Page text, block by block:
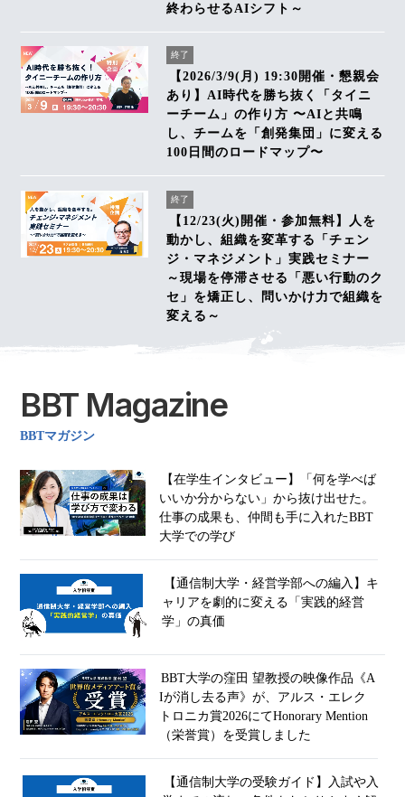
終わらせるAIシフト～
終了
【2026/3/9(月) 19:30開催・懇親会
あり】AI時代を勝ち抜く「タイニ
ーチーム」の作り方 〜AIと共鳴
し、チームを「創発集団」に変える
100日間のロードマップ〜
終了
【12/23(火)開催・参加無料】人を
動かし、組織を変革する「チェン
ジ・マネジメント」実践セミナー
～現場を停滞させる「悪い行動のク
セ」を矯正し、問いかけ力で組織を
変える～
BBT Magazine
BBTマガジン
【在学生インタビュー】「何を学べば
いいか分からない」から抜け出せた。
仕事の成果も、仲間も手に入れたBBT
大学での学び
【通信制大学・経営学部への編入】キ
ャリアを劇的に変える「実践的経営
学」の真価
BBT大学の窪田 望教授の映像作品《A
Iが消し去る声》が、アルス・エレク
トロニカ賞2026にてHonorary Mention
（栄誉賞）を受賞しました
【通信制大学の受験ガイド】入試や入